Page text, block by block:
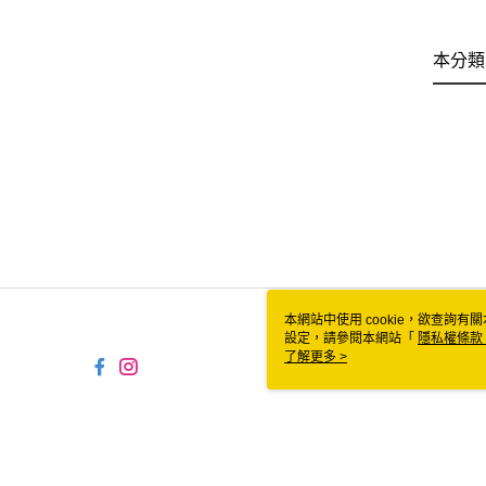
本分
本網站中使用 cookie，欲查詢有
設定，請參閱本網站「 隱私權條款
使用 cookie。
了解更多 >